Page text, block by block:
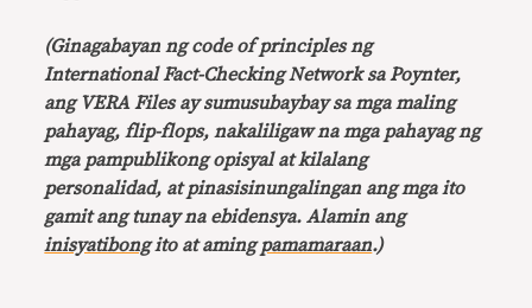
(Ginagabayan ng code of principles ng
International Fact-Checking Network sa Poynter,
ang VERA Files ay sumusubaybay sa mga maling
pahayag, flip-flops, nakaliligaw na mga pahayag ng
mga pampublikong opisyal at kilalang
personalidad, at pinasisinungalingan ang mga ito
gamit ang tunay na ebidensya. Alamin ang
inisyatibongito at amingpamamaraan.)